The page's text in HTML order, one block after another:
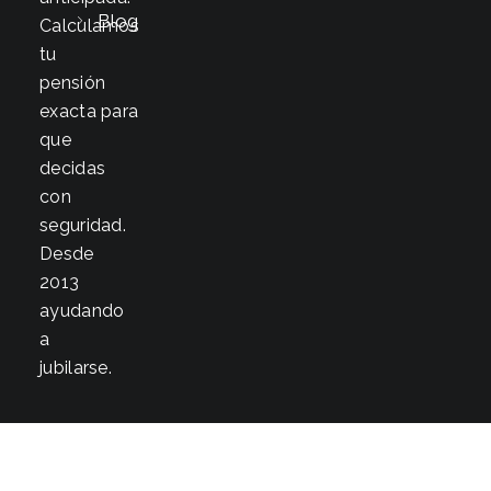
Calculamos
tu
pensión
exacta para
que
decidas
con
seguridad.
Desde
2013
ayudando
a
jubilarse.
Blog